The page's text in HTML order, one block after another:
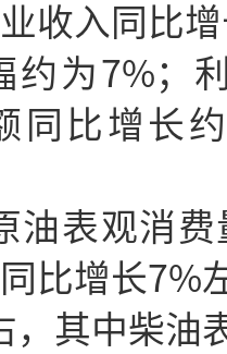
收入同比
约为7%；
同比增长
油表观消
比增长7%
，其中柴油